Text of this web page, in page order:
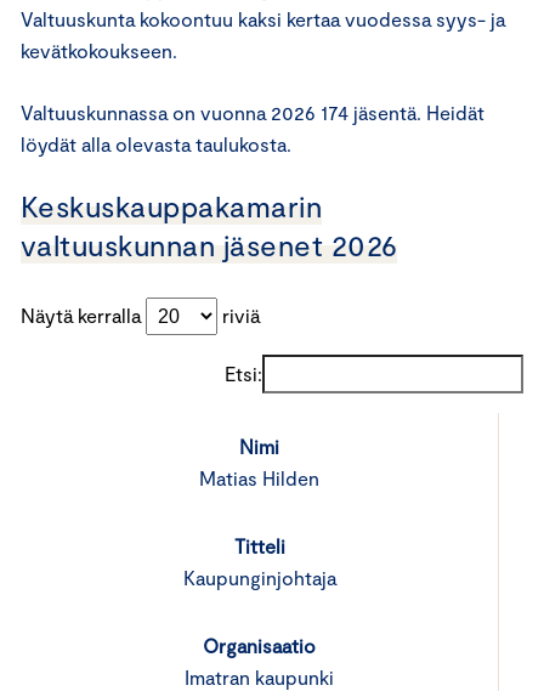
Valtuuskunta kokoontuu kaksi kertaa vuodessa syys- ja
kevätkokoukseen.
Valtuuskunnassa on vuonna 2026 174 jäsentä. Heidät
löydät alla olevasta taulukosta.
Keskuskauppakamarin
valtuuskunnan jäsenet 2026
Näytä kerralla riviä
Etsi:
Matias Hilden
Kaupunginjohtaja
Imatran kaupunki